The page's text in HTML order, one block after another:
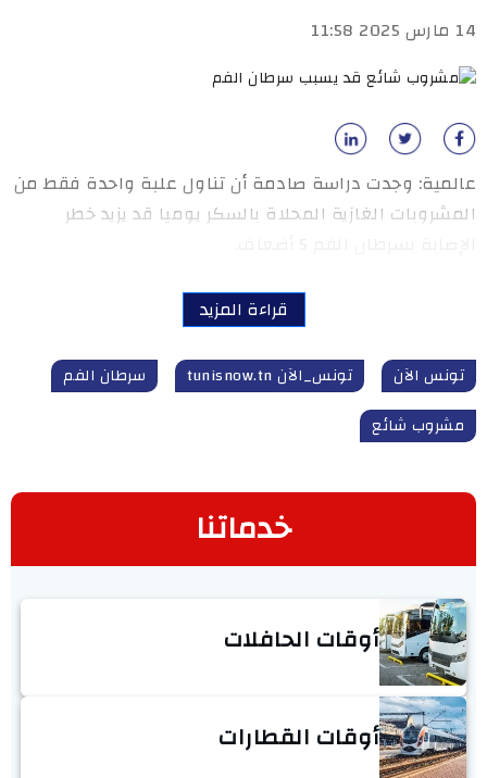
14 مارس 2025 11:58
عالمية: وجدت دراسة صادمة أن تناول علبة واحدة فقط من
المشروبات الغازية المحلاة بالسكر يوميا قد يزيد خطر
قراءة المزيد
تونس الآن تونس_الآن tunisnow.tn
سرطان الفم
مشروب شائع
خدماتنا
أوقات الحافلات
أوقات القطارات